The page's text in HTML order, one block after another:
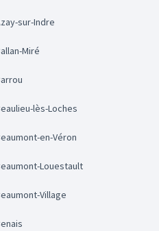
Azay-sur-Indre
Ballan-Miré
Barrou
Beaulieu-lès-Loches
Beaumont-en-Véron
Beaumont-Louestault
Beaumont-Village
Benais